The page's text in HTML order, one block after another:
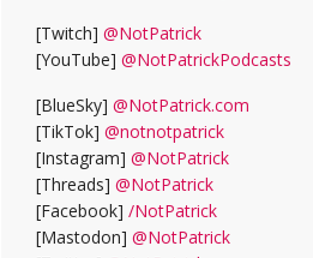
[Twitch] @NotPatrick
[YouTube] @NotPatrickPodcasts
[BlueSky] @NotPatrick.com
[TikTok] @notnotpatrick
[Instagram] @NotPatrick
[Threads] @NotPatrick
[Facebook] /NotPatrick
[Mastodon] @NotPatrick